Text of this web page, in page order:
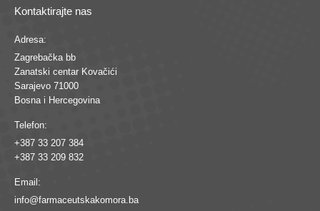
Kontaktirajte nas
Adresa:
Zagrebačka bb
Zanatski centar Kovačići
Sarajevo 71000
Bosna i Hercegovina
Telefon:
+387 33 207 384
+387 33 209 832
Email:
info@farmaceutskakomora.ba